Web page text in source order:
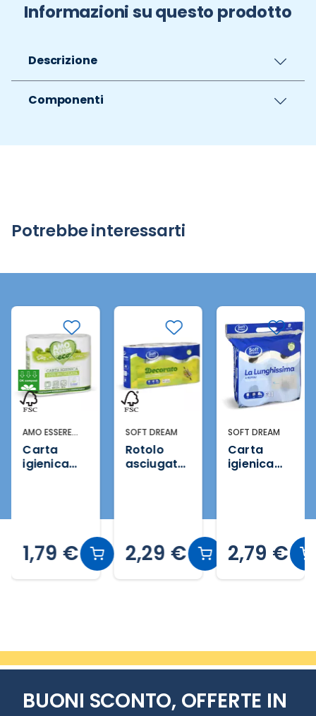
Informazioni su questo prodotto
Descrizione
Componenti
Potrebbe interessarti
AMO ESSERE
ECO
Carta
igienica
1,79 €
SOFT DREAM
Rotolo
asciugatut
2,29 €
SOFT DREAM
Carta
igienica
2,79 €
BUONI SCONTO, OFFERTE IN